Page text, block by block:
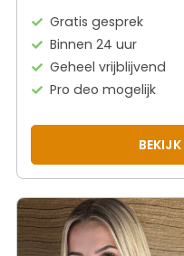
Gratis gesprek
Binnen 24 uur
Geheel vrijblijvend
Pro deo mogelijk